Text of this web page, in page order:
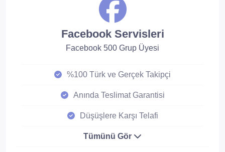
Facebook Servisleri
Facebook 500 Grup Üyesi
%100 Türk ve Gerçek Takipçi
Anında Teslimat Garantisi
Düşüşlere Karşı Telafi
Tümünü Gör